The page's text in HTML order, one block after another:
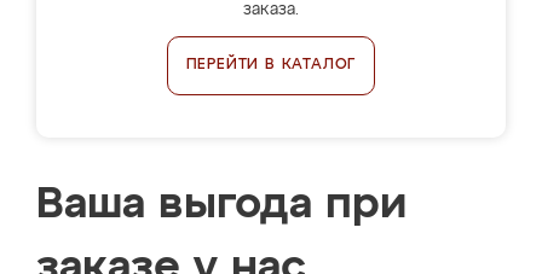
заказа.
ПЕРЕЙТИ В КАТАЛОГ
Ваша выгода при